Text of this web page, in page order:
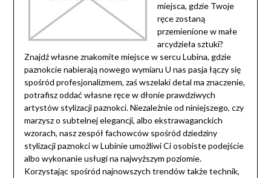
miejsca, gdzie Twoje
ręce zostaną
przemienione w małe
arcydzieła sztuki?
Znajdź własne znakomite miejsce w sercu Lubina, gdzie
paznokcie nabierają nowego wymiaru U nas pasja łączy się
spośród profesjonalizmem, zaś wszelaki detal ma znaczenie,
potrafisz oddać własne ręce w dłonie prawdziwych
artystów stylizacji paznokci. Niezależnie od niniejszego, czy
marzysz o subtelnej elegancji, albo ekstrawaganckich
wzorach, nasz zespół fachowców spośród dziedziny
stylizacji paznokci w Lubinie umożliwi Ci osobiste podejście
albo wykonanie usługi na najwyższym poziomie.
Korzystając spośród najnowszych trendów także technik,